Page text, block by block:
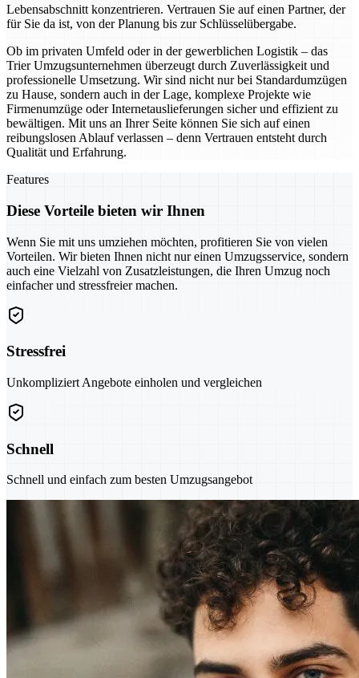
Lebensabschnitt konzentrieren. Vertrauen Sie auf einen Partner, der
für Sie da ist, von der Planung bis zur Schlüsselübergabe.
Ob im privaten Umfeld oder in der gewerblichen Logistik – das
Trier Umzugsunternehmen überzeugt durch Zuverlässigkeit und
professionelle Umsetzung. Wir sind nicht nur bei Standardumzügen
zu Hause, sondern auch in der Lage, komplexe Projekte wie
Firmenumzüge oder Internetauslieferungen sicher und effizient zu
bewältigen. Mit uns an Ihrer Seite können Sie sich auf einen
reibungslosen Ablauf verlassen – denn Vertrauen entsteht durch
Qualität und Erfahrung.
Features
Diese Vorteile bieten wir Ihnen
Wenn Sie mit uns umziehen möchten, profitieren Sie von vielen
Vorteilen. Wir bieten Ihnen nicht nur einen Umzugsservice, sondern
auch eine Vielzahl von Zusatzleistungen, die Ihren Umzug noch
einfacher und stressfreier machen.
Stressfrei
Unkompliziert Angebote einholen und vergleichen
Schnell
Schnell und einfach zum besten Umzugsangebot